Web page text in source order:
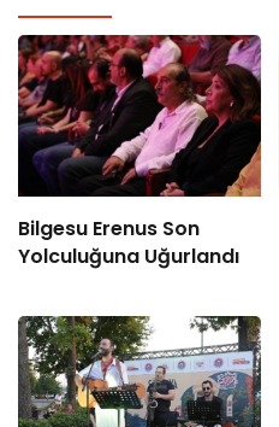
Bilgesu Erenus Son
Yolculuğuna Uğurlandı